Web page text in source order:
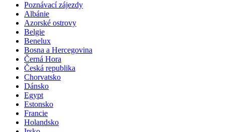
Poznávací zájezdy
Albánie
Azorské ostrovy
Belgie
Benelux
Bosna a Hercegovina
Černá Hora
Česká republika
Chorvatsko
Dánsko
Egypt
Estonsko
Francie
Holandsko